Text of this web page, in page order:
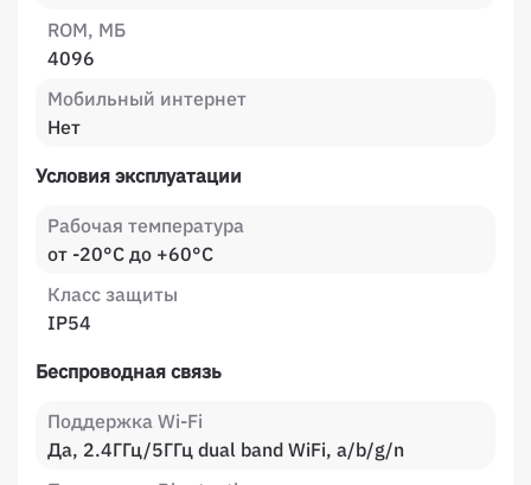
ROM, МБ
4096
Мобильный интернет
Нет
Условия эксплуатации
Рабочая температура
от -20°C до +60°C
Класс защиты
IP54
Беспроводная связь
Поддержка Wi-Fi
Да, 2.4ГГц/5ГГц dual band WiFi, a/b/g/n